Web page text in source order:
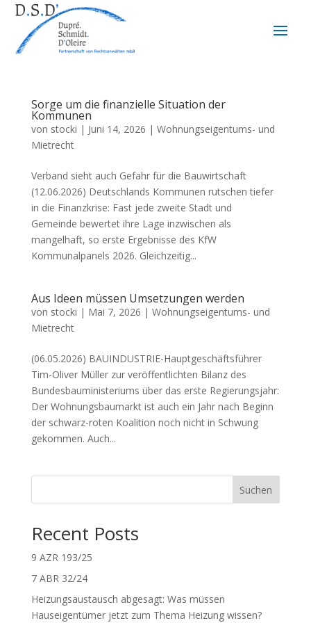
Sorge um die finanzielle Situation der
Kommunen
von stocki | Juni 14, 2026 | Wohnungseigentums- und
Mietrecht
Verband sieht auch Gefahr für die Bauwirtschaft
(12.06.2026) Deutschlands Kommunen rutschen tiefer
in die Finanzkrise: Fast jede zweite Stadt und
Gemeinde bewertet ihre Lage inzwischen als
mangelhaft, so erste Ergebnisse des KfW
Kommunalpanels 2026. Gleichzeitig...
Aus Ideen müssen Umsetzungen werden
von stocki | Mai 7, 2026 | Wohnungseigentums- und
Mietrecht
(06.05.2026) BAUINDUSTRIE-Hauptgeschäftsführer
Tim-Oliver Müller zur veröffentlichten Bilanz des
Bundesbauministeriums über das erste Regierungsjahr:
Der Wohnungsbaumarkt ist auch ein Jahr nach Beginn
der schwarz-roten Koalition noch nicht in Schwung
gekommen. Auch...
Suchen
Recent Posts
9 AZR 193/25
7 ABR 32/24
Heizungsaustausch abgesagt: Was müssen
Hauseigentümer jetzt zum Thema Heizung wissen?